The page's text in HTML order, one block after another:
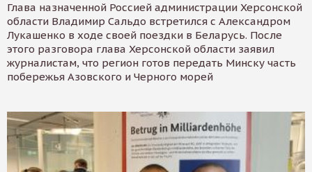
Глава назначенной Россией администрации Херсонской
области Владимир Сальдо встретился с Александром
Лукашенко в ходе своей поездки в Беларусь. После
этого разговора глава Херсонской области заявил
журналистам, что регион готов передать Минску часть
побережья Азовского и Черного морей